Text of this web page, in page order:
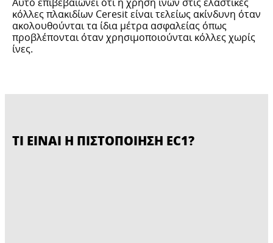
κόλλες πλακιδίων Ceresit είναι τελείως ακίνδυνη όταν
ακολουθούνται τα ίδια μέτρα ασφαλείας όπως
προβλέπονται όταν χρησιμοποιούνται κόλλες χωρίς
ίνες.
ΤΙ ΕIΝΑΙ Η ΠΙΣΤΟΠΟΙΗΣΗ EC1?